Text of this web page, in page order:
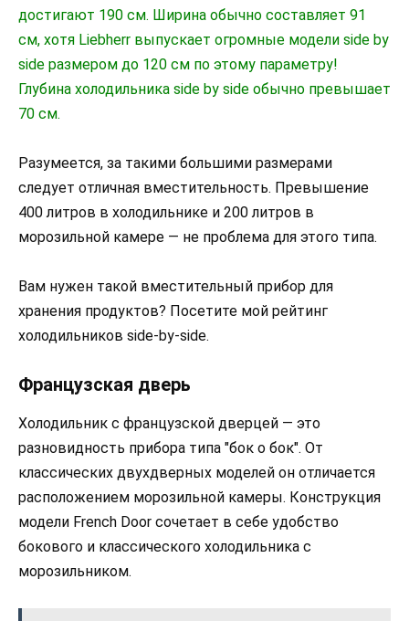
достигают 190 см. Ширина обычно составляет 91
см, хотя Liebherr выпускает огромные модели side by
side размером до 120 см по этому параметру!
Глубина холодильника side by side обычно превышает
70 см.
Разумеется, за такими большими размерами
следует отличная вместительность. Превышение
400 литров в холодильнике и 200 литров в
морозильной камере — не проблема для этого типа.
Вам нужен такой вместительный прибор для
хранения продуктов? Посетите мой рейтинг
холодильников side-by-side.
Французская дверь
Холодильник с французской дверцей — это
разновидность прибора типа "бок о бок". От
классических двухдверных моделей он отличается
расположением морозильной камеры. Конструкция
модели French Door сочетает в себе удобство
бокового и классического холодильника с
морозильником.